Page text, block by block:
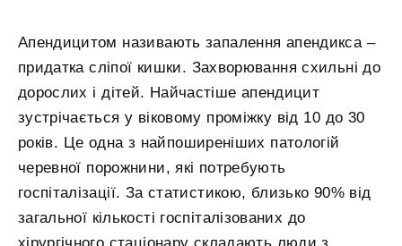
Апендицитом називають запалення апендикса –
придатка сліпої кишки. Захворювання схильні до
дорослих і дітей. Найчастіше апендицит
зустрічається у віковому проміжку від 10 до 30
років. Це одна з найпоширеніших патологій
черевної порожнини, які потребують
госпіталізації. За статистикою, близько 90% від
загальної кількості госпіталізованих до